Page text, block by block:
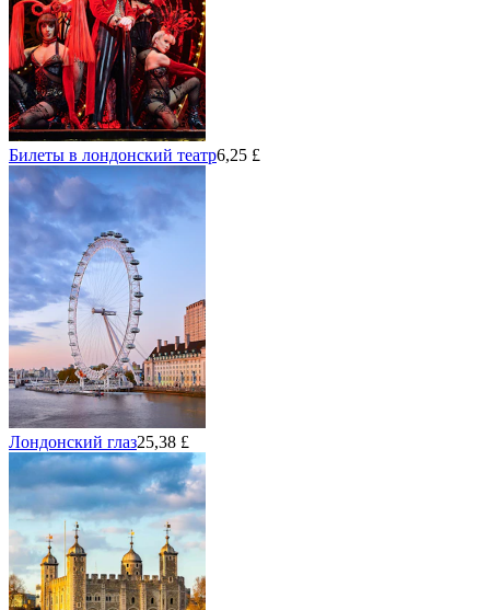
Билеты в лондонский театр6,25 £
Лондонский глаз25,38 £